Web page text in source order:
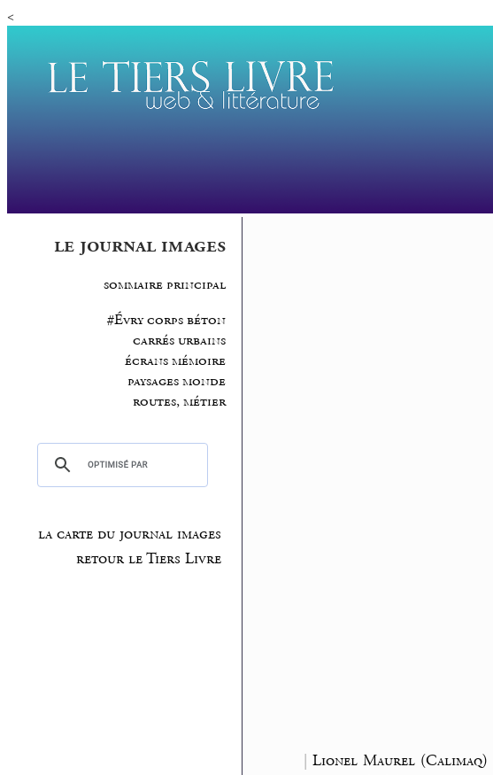
<
le journal images
sommaire principal
#Évry corps béton
carrés urbains
écrans mémoire
paysages monde
routes, métier
la carte du journal images
retour le Tiers Livre
|Lionel Maurel (Calimaq)